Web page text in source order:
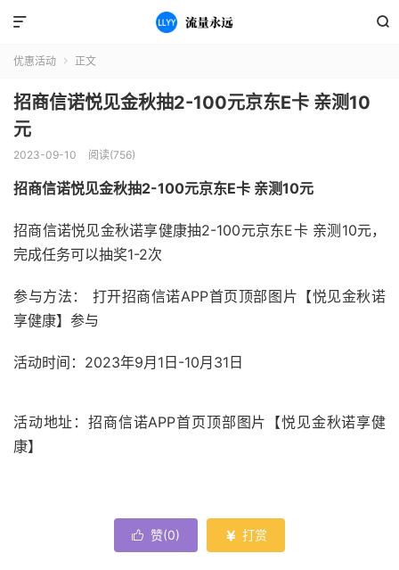


优惠活动  正文
招商信诺悦见金秋抽2-100元京东E卡 亲测10
元
2023-09-10 阅读(756)
招商信诺悦见金秋抽2-100元京东E卡 亲测10元
招商信诺悦见金秋诺享健康抽2-100元京东E卡 亲测10元，
完成任务可以抽奖1-2次
参与方法： 打开招商信诺APP首页顶部图片【悦见金秋诺
享健康】参与
活动时间：2023年9月1日-10月31日
活动地址：招商信诺APP首页顶部图片【悦见金秋诺享健
康】
 赞(0)  打赏